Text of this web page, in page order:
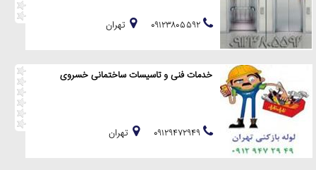
تهران
خدمات فنی و تاسیسات ساختمانی خسروی
تهران